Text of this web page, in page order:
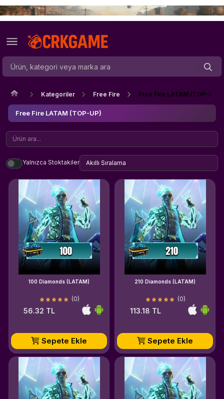
Kategoriler Free Fire Free Fire LATAM (TOP-UP)
Free Fire LATAM (TOP-UP)
Yalnızca Stoktakiler
100 Diamonds (LATAM)
(0)
56.32 TL
Sepete Ekle
210 Diamonds (LATAM)
(0)
113.18 TL
Sepete Ekle